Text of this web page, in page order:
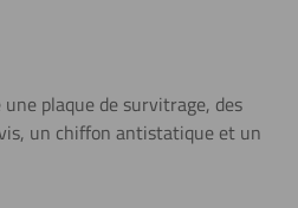
plaque de survitrage, des
un chiffon antistatique et un